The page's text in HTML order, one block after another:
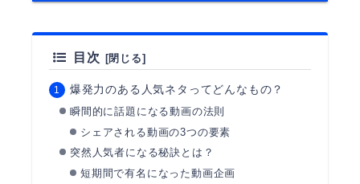
目次
爆発力のある人気ネタってどんなもの？
瞬間的に話題になる動画の法則
シェアされる動画の3つの要素
突然人気者になる秘訣とは？
短期間で有名になった動画企画